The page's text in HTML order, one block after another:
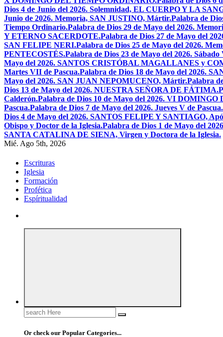
Dios 4 de Junio del 2026. Solemnidad, EL CUERPO Y LA
Junio de 2026. Memoria, SAN JUSTINO, Mártir.Palabra de
Tiempo Ordinario.Palabra de Dios 29 de Mayo del 2026.
Y ETERNO SACERDOTE.Palabra de Dios 27 de Mayo del
SAN FELIPE NERI.Palabra de Dios 25 de Mayo del 2026.
PENTECOSTÉS.Palabra de Dios 23 de Mayo del 2026.
Mayo del 2026. SANTOS CRISTÓBAL MAGALLANES y
Martes VII de Pascua.Palabra de Dios 18 de Mayo del 2026.
Mayo del 2026. SAN JUAN NEPOMUCENO, Mártir.Palabra
Dios 13 de Mayo del 2026. NUESTRA SEÑORA DE FÁTIMA.
Calderón.Palabra de Dios 10 de Mayo del 2026. VI DOMINGO
Pascua.Palabra de Dios 7 de Mayo del 2026. Jueves V de Pascua.
Dios 4 de Mayo del 2026. SANTOS FELIPE Y SANTIAGO,
Obispo y Doctor de la Iglesia.Palabra de Dios 1 de Mayo del
SANTA CATALINA DE SIENA, Virgen y Doctora de la Iglesia.
Mié. Ago 5th, 2026
Escrituras
Iglesia
Formación
Profética
Espíritualidad
Search
for:
Or check our Popular Categories...